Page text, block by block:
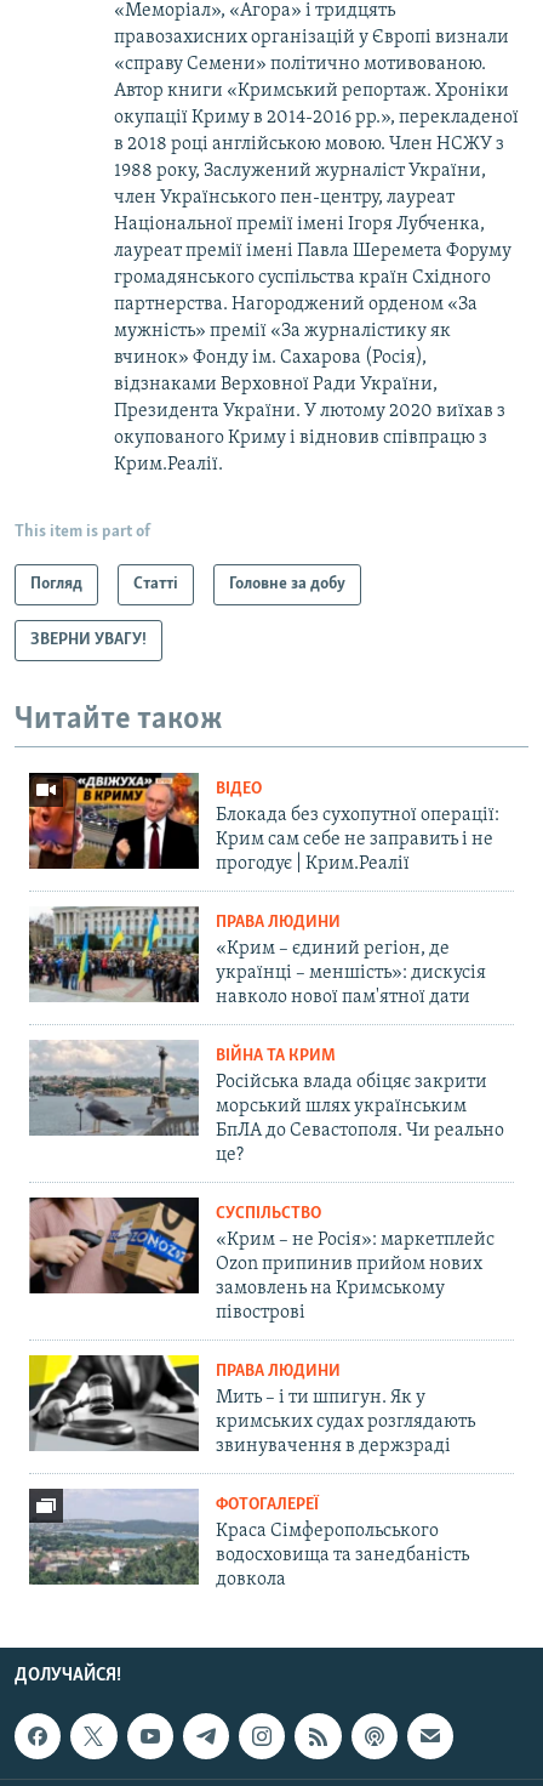
«Меморіал», «Агора» і тридцять
правозахисних організацій у Європі визнали
«справу Семени» політично мотивованою.
Автор книги «Кримський репортаж. Хроніки
окупації Криму в 2014-2016 рр.», перекладеної
в 2018 році англійською мовою. Член НСЖУ з
1988 року, Заслужений журналіст України,
член Українського пен-центру, лауреат
Національної премії імені Ігоря Лубченка,
лауреат премії імені Павла Шеремета Форуму
громадянського суспільства країн Східного
партнерства. Нагороджений орденом «За
мужність» премії «За журналістику як
вчинок» Фонду ім. Сахарова (Росія),
відзнаками Верховної Ради України,
Президента України. У лютому 2020 виїхав з
окупованого Криму і відновив співпрацю з
Крим.Реалії.
This item is part of
Погляд Статті Головне за добу
ЗВЕРНИ УВАГУ!
Читайте також
ВІДЕО
Блокада без сухопутної операції:
Крим сам себе не заправить і не
прогодує | Крим.Реалії
ПРАВА ЛЮДИНИ
«Крим – єдиний регіон, де
українці – меншість»: дискусія
навколо нової пам'ятної дати
ВІЙНА ТА КРИМ
Російська влада обіцяє закрити
морський шлях українським
БпЛА до Севастополя. Чи реально
це?
СУСПІЛЬСТВО
«Крим – не Росія»: маркетплейс
Ozon припинив прийом нових
замовлень на Кримському
півострові
ПРАВА ЛЮДИНИ
Мить – і ти шпигун. Як у
кримських судах розглядають
звинувачення в держзраді
ФОТОГАЛЕРЕЇ
Краса Сімферопольського
водосховища та занедбаність
довкола
ДОЛУЧАЙСЯ!